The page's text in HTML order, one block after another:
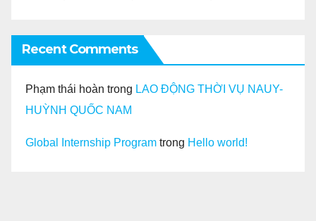
Recent Comments
Phạm thái hoàn trong LAO ĐỘNG THỜI VỤ NAUY-
HUỲNH QUỐC NAM
Global Internship Program trong Hello world!